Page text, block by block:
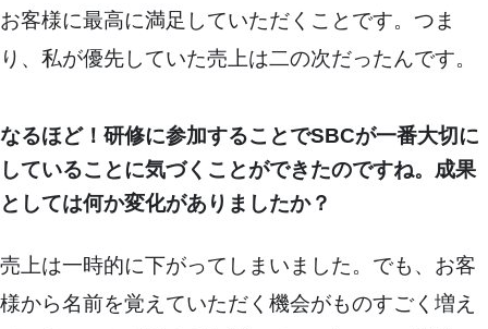
お客様に最高に満足していただくことです。つま
り、私が優先していた売上は二の次だったんです。
なるほど！研修に参加することでSBCが一番大切に
していることに気づくことができたのですね。成果
としては何か変化がありましたか？
売上は一時的に下がってしまいました。でも、お客
様から名前を覚えていただく機会がものすごく増え